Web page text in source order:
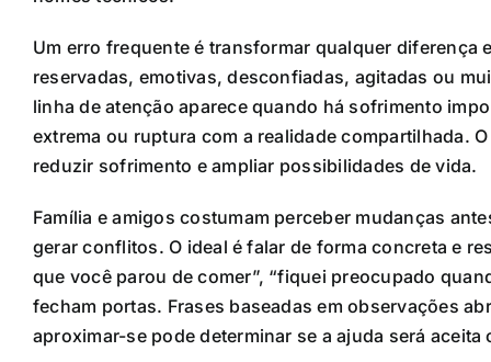
Um erro frequente é transformar qualquer diferença
reservadas, emotivas, desconfiadas, agitadas ou
linha de atenção aparece quando há sofrimento
extrema ou ruptura com a realidade compartilhada.
reduzir sofrimento e ampliar possibilidades de vida.
Família e amigos costumam perceber mudanças
gerar conflitos. O ideal é falar de forma concreta e
que você parou de comer”, “fiquei preocupado
fecham portas. Frases baseadas em observações
aproximar-se pode determinar se a ajuda será aceita